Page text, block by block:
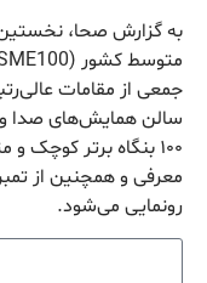
به گزارش صحا،
جمعی از مقامات
سالن همایش‌های صدا و
۱۰۰ بنگاه برتر
معرفی و همچنین از
رونمایی می‌شود.